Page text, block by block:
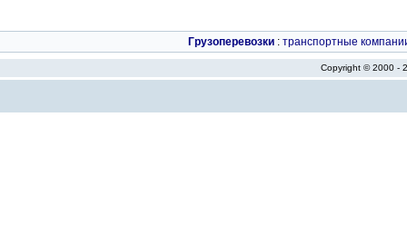
Грузоперевозки : транспортные
Copyright © 2000 -